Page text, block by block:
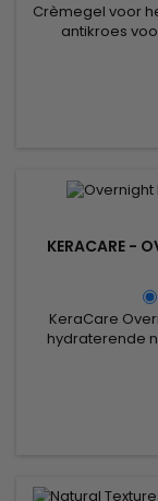
Crèmegel voor
antikroes
van Amla en
te hydrateren
een natuurlijke
KERACARE -
KeraCare
hydraterende
KeraCare
hydrateert